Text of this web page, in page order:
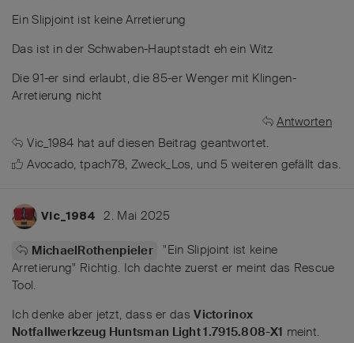
Ein Slipjoint ist keine Arretierung
Das ist in der Schwaben-Hauptstadt eh ein Witz
Die 91-er sind erlaubt, die 85-er Wenger mit Klingen-
Arretierung nicht
Antworten
Vic_1984 hat auf diesen Beitrag geantwortet.
Avocado,tpach78, Zweck_Los, und 5 weiteren gefällt das.
Vic_1984 2. Mai 2025
MichaelRothenpieler "Ein Slipjoint ist keine
Arretierung" Richtig. Ich dachte zuerst er meint das Rescue
Tool.
Ich denke aber jetzt, dass er dasVictorinox
Notfallwerkzeug Huntsman Light 1.7915.808-X1 meint.